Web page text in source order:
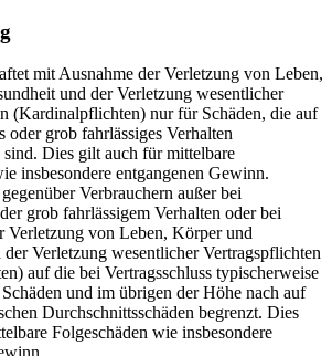
mit Ausnahme der Verletzung von Leben,
und der Verletzung wesentlicher
(Kardinalpflichten) nur für Schäden, die auf
oder grob fahrlässiges Verhalten
Dies gilt auch für mittelbare
insbesondere entgangenen Gewinn.
Verbrauchern außer bei
grob fahrlässigem Verhalten oder bei
Verletzung von Leben, Körper und
der Verletzung wesentlicher Vertragspflichten
auf die bei Vertragsschluss typischerweise
und im übrigen der Höhe nach auf
Durchschnittsschäden begrenzt. Dies
Folgeschäden wie insbesondere